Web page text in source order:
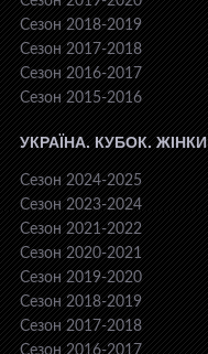
Сезон 2018-2019
Сезон 2017-2018
Сезон 2016-2017
Сезон 2015-2016
УКРАЇНА. КУБОК. ЖІНКИ
Сезон 2024-2025
Сезон 2023-2024
Сезон 2021-2022
Сезон 2020-2021
Сезон 2019-2020
Сезон 2018-2019
Сезон 2017-2018
Сезон 2016-2017